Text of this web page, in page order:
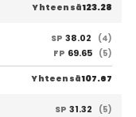
Yhteensä123.28
SP 38.02
(4)
FP 69.65 (5)
Yhteensä107.67
SP 31.32
(5)